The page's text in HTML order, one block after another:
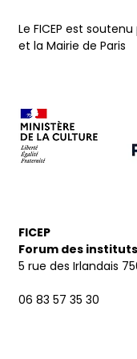
Le FICEP est
et la Mairie de Paris
FICEP
Forum des
5 rue des Irlandais
06 83 57 35 30